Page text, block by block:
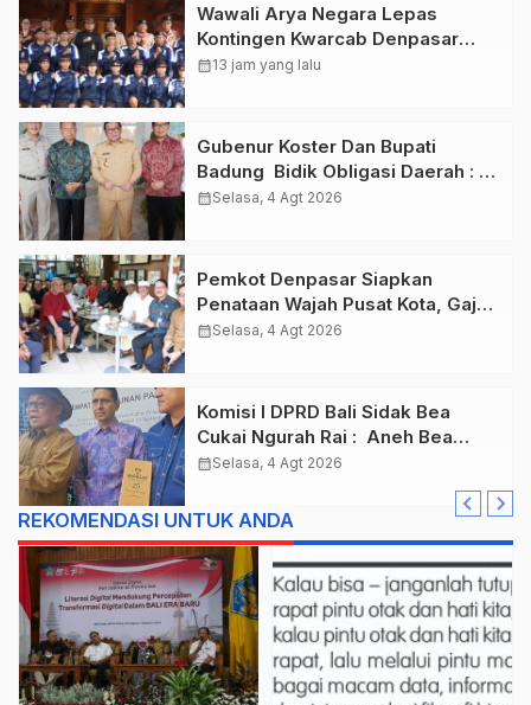
Wawali Arya Negara Lepas
Kontingen Kwarcab Denpasar
Menuju Jambore Nasional XII
calendar_month13 jam yang lalu
Gubenur Koster Dan Bupati
Badung Bidik Obligasi Daerah :
Gaspol Bangun Infrastruktur
calendar_monthSelasa, 4 Agt 2026
Pemkot Denpasar Siapkan
Penataan Wajah Pusat Kota, Gajah
Mada Jadi Salah Satu Kawasan
calendar_monthSelasa, 4 Agt 2026
Komisi I DPRD Bali Sidak Bea
Cukai Ngurah Rai : Aneh Bea
Cukai Tolak berikan List Data
calendar_monthSelasa, 4 Agt 2026
REKOMENDASI UNTUK ANDA